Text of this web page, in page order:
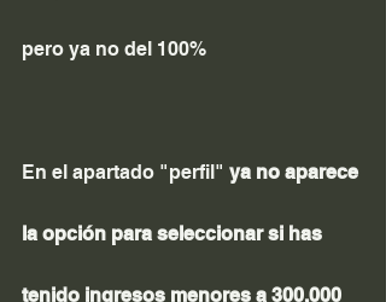
pero ya no del 100%
En el apartado "perfil" ya no aparece
la opción para seleccionar si has
tenido ingresos menores a 300,000